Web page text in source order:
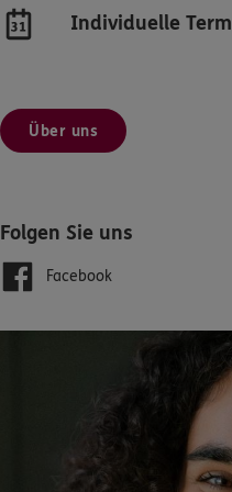
Individuelle
Über uns
Folgen Sie uns
Facebook